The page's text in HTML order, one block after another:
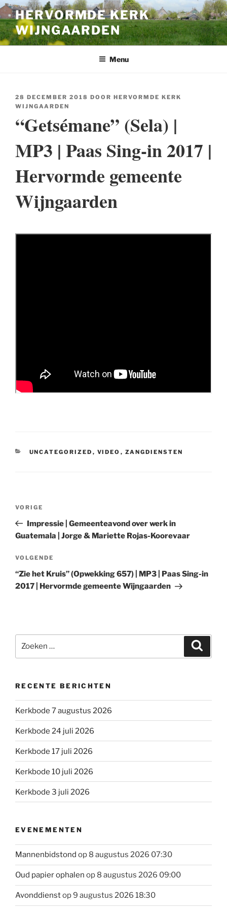
Ga
naar
de
inhoud
HERVORMDE KERK
WIJNGAARDEN
Menu
GEPLAATST
OP
28 DECEMBER 2018 DOOR HERVORMDE KERK
WIJNGAARDEN
“Getsémane” (Sela) |
MP3 | Paas Sing-in 2017 |
Hervormde gemeente
Wijngaarden
CATEGORIEËN
UNCATEGORIZED , VIDEO , ZANGDIENSTEN
Vorig
bericht
VORIGE
Impressie | Gemeenteavond over werk in
Guatemala | Jorge & Mariette Rojas-Koorevaar
Volgend
bericht
VOLGENDE
“Zie het Kruis” (Opwekking 657) | MP3 | Paas Sing-in
2017 | Hervormde gemeente Wijngaarden
naar:
RECENTE BERICHTEN
Kerkbode 7 augustus 2026
Kerkbode 24 juli 2026
Kerkbode 17 juli 2026
Kerkbode 10 juli 2026
Kerkbode 3 juli 2026
EVENEMENTEN
Mannenbidstond op 8 augustus 2026 07:30
Oud papier ophalen op 8 augustus 2026 09:00
Avonddienstop 9 augustus 2026 18:30